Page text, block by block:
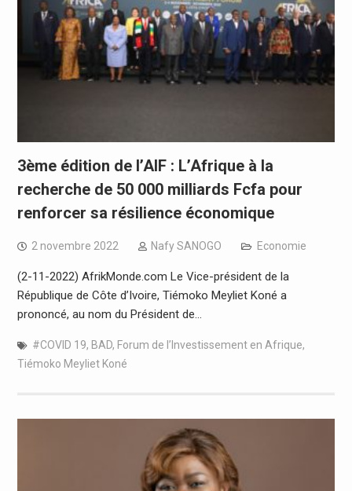
3ème édition de l’AIF : L’Afrique à la
recherche de 50 000 milliards Fcfa pour
renforcer sa résilience économique
2 novembre 2022 Nafy SANOGO Economie
(2-11-2022) AfrikMonde.com Le Vice-président de la
République de Côte d’Ivoire, Tiémoko Meyliet Koné a
prononcé, au nom du Président de…
#COVID 19, BAD, Forum de l’Investissement en Afrique,
Tiémoko Meyliet Koné